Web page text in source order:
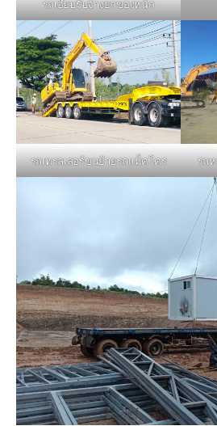
รถเฮี๊ยบรับจ้างยกของหนัก
รถเทรลเลอร์ขนย้ายรถแม็คโคร รถ